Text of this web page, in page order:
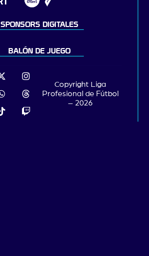
SPONSORS DIGITALES
BALÓN DE JUEGO
Copyright Liga
Profesional de Fútbol
– 2026